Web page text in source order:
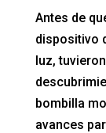
Antes de
dispositivo
luz,
bombilla
avances